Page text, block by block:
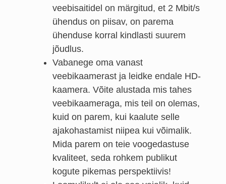
veebisaitidel on märgitud, et 2 Mbit/s
ühendus on piisav, on parema
ühenduse korral kindlasti suurem
jõudlus.
Vabanege oma vanast
veebikaamerast ja leidke endale HD-
kaamera. Võite alustada mis tahes
veebikaameraga, mis teil on olemas,
kuid on parem, kui kaalute selle
ajakohastamist niipea kui võimalik.
Mida parem on teie voogedastuse
kvaliteet, seda rohkem publikut
kogute pikemas perspektiivis!